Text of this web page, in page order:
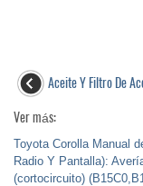
Aceite Y Filtro De
Ver más:
Toyota Corolla Manual
Radio Y Pantalla):
(cortocircuito)